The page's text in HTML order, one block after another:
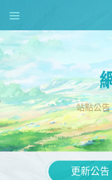
站點公
更新公告